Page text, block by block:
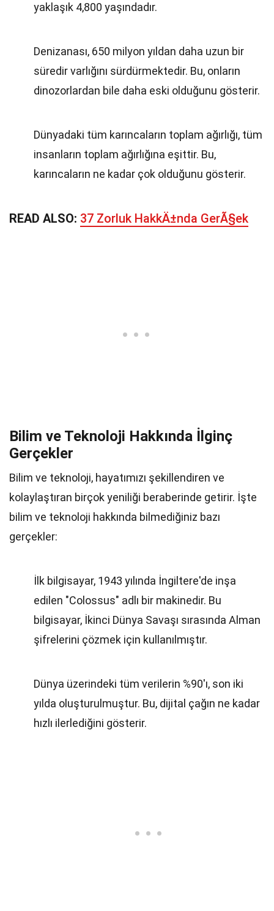
yaklaşık 4,800 yaşındadır.
Denizanası, 650 milyon yıldan daha uzun bir
süredir varlığını sürdürmektedir. Bu, onların
dinozorlardan bile daha eski olduğunu gösterir.
Dünyadaki tüm karıncaların toplam ağırlığı, tüm
insanların toplam ağırlığına eşittir. Bu,
karıncaların ne kadar çok olduğunu gösterir.
READ ALSO: 37 Zorluk HakkÄ±nda GerÃ§ek
Bilim ve Teknoloji Hakkında İlginç
Gerçekler
Bilim ve teknoloji, hayatımızı şekillendiren ve
kolaylaştıran birçok yeniliği beraberinde getirir. İşte
bilim ve teknoloji hakkında bilmediğiniz bazı
gerçekler:
İlk bilgisayar, 1943 yılında İngiltere'de inşa
edilen "Colossus" adlı bir makinedir. Bu
bilgisayar, İkinci Dünya Savaşı sırasında Alman
şifrelerini çözmek için kullanılmıştır.
Dünya üzerindeki tüm verilerin %90'ı, son iki
yılda oluşturulmuştur. Bu, dijital çağın ne kadar
hızlı ilerlediğini gösterir.